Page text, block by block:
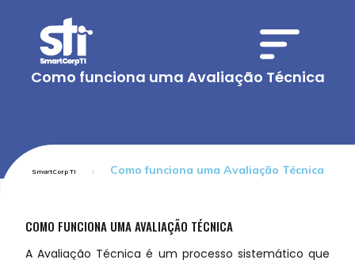
Como funciona uma Avaliação Técnica
SmartCorp TI Como funciona uma Avaliação Técnica
COMO FUNCIONA UMA AVALIAÇÃO TÉCNICA
A Avaliação Técnica é um processo sistemático que